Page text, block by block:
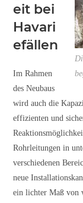
eit bei
Havari
efällen
Im Rahmen
des Neubaus
wird auch die
effizienten und
Rohrleitungen in
verschiedenen
neue
ein lichter Maß von